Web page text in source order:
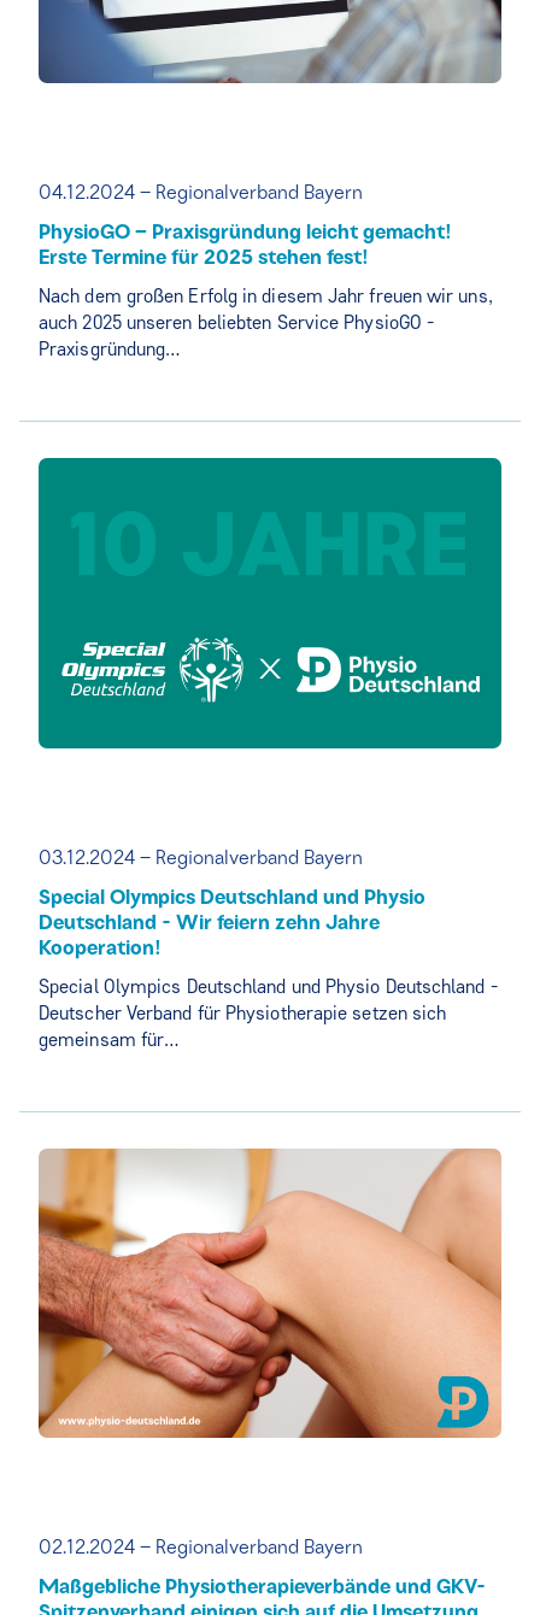
04.12.2024 – Regionalverband Bayern
PhysioGO – Praxisgründung leicht gemacht!
Erste Termine für 2025 stehen fest!
Nach dem großen Erfolg in diesem Jahr freuen wir uns,
auch 2025 unseren beliebten Service PhysioGO -
Praxisgründung…
03.12.2024 – Regionalverband Bayern
Special Olympics Deutschland und Physio
Deutschland - Wir feiern zehn Jahre
Kooperation!
Special Olympics Deutschland und Physio Deutschland -
Deutscher Verband für Physiotherapie setzen sich
gemeinsam für…
02.12.2024 – Regionalverband Bayern
Maßgebliche Physiotherapieverbände und GKV-